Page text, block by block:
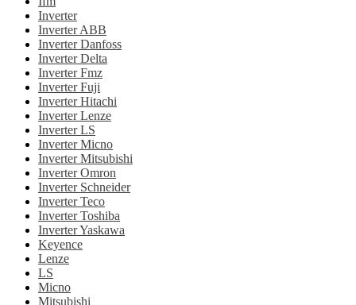
Inverter
Inverter ABB
Inverter Danfoss
Inverter Delta
Inverter Fmz
Inverter Fuji
Inverter Hitachi
Inverter Lenze
Inverter LS
Inverter Micno
Inverter Mitsubishi
Inverter Omron
Inverter Schneider
Inverter Teco
Inverter Toshiba
Inverter Yaskawa
Keyence
Lenze
LS
Micno
Mitsubishi